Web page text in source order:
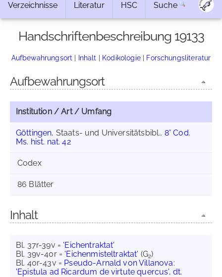
Verzeichnisse Literatur HSC Suche
Handschriftenbeschreibung 19133
Aufbewahrungsort | Inhalt | Kodikologie| Forschungsliteratur
Aufbewahrungsort
Institution / Art / Umfang
Göttingen, Staats- und Universitätsbibl., 8° Cod.
Ms. hist. nat. 42
Codex
86 Blätter
Inhalt
Bl. 37r-39v = 'Eichentraktat'
Bl. 39v-40r = 'Eichenmisteltraktat' (G2)
Bl. 40r-43v = Pseudo-Arnald von Villanova:
'Epistula ad Ricardum de virtute quercus', dt.